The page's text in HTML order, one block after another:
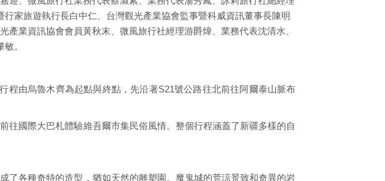
家旅遊執行長白中仁、台灣觀光產業協會監事暨科威資訊董事長陳明
業資訊協會會員黃秋末、微風旅行社經理游爵煒、業務代表沈清水、
。
程由烏魯木齊為起點與終點，先沿著S21號公路往北前往阿爾泰山脈布
往國際大巴札體驗維吾爾市集民俗風情。整個行程涵蓋了新疆多樣的自
了各種奇特的造型，猶如天然的雕塑園。魔鬼城的荒涼景致和奇異的岩